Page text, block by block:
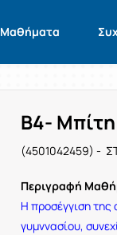
Μαθήματα
Β4-
(4501042459) -
Περιγραφή
Η προσέγγιση της
γυμννασίου,